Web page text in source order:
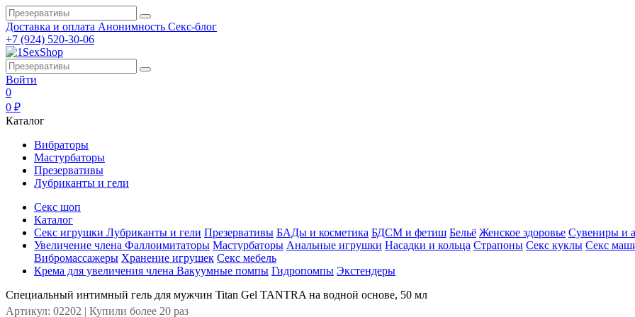
Доставка и оплата Анонимность Секс-блог
+7 (924) 520-30-06
Войти
0
0 ₽
Каталог
Вибраторы
Мастурбаторы
Презервативы
Лубриканты и гели
Секс шоп
Каталог
Секс игрушки Лубриканты и гели Презервативы БАДы и косметика БДСМ и фетиш Бельё Женское здоровье Сувениры и
Увеличение члена Фаллоимитаторы Мастурбаторы Анальные игрушки Насадки и кольца Страпоны Секс куклы Секс
Вибромассажеры Хранение игрушек Секс мебель
Крема для увеличения члена Вакуумные помпы Гидропомпы Экстендеры
Специальный интимный гель для мужчин Titan Gel TANTRA на водной основе, 50 мл
Артикул: 02202 | Купили более 20 раз